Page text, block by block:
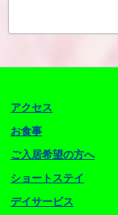
アクセス
お食事
ご入居希望の方へ
ショートステイ
デイサービス